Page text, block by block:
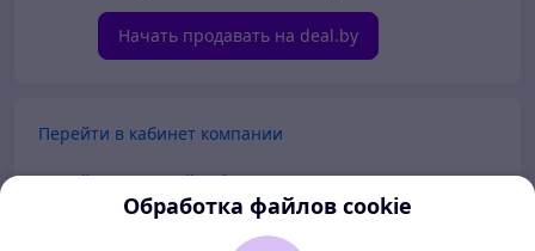
Начать продавать на deal.by
Перейти в кабинет компании
Перейти в личный кабинет
Обработка файлов cookie